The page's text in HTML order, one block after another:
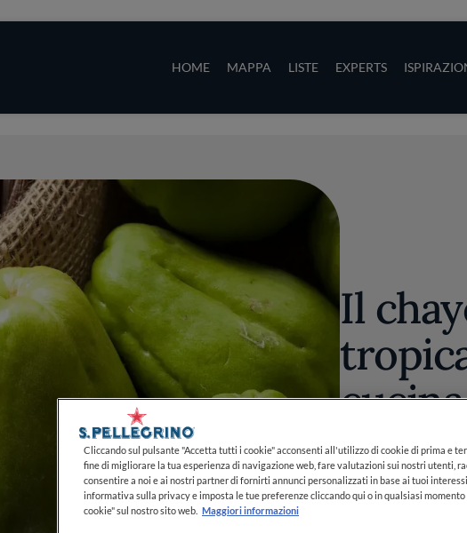
HOME MAPPA LISTE EXPERTS
consigli
Il
cucina
3 MIN DI LETTURA
Cliccando sul pulsante "Accetta tutti i cookie" acconsenti all'utilizzo di cookie di prima e
fine di migliorare la tua esperienza di navigazione web, fare valutazioni sui nostri utenti,
consentire a noi e ai nostri partner di fornirti annunci personalizzati in base ai tuoi
informativa sulla privacy e imposta le tue preferenze cliccando qui o in qualsiasi
cookie" sul nostro sito web. Maggiori informazioni